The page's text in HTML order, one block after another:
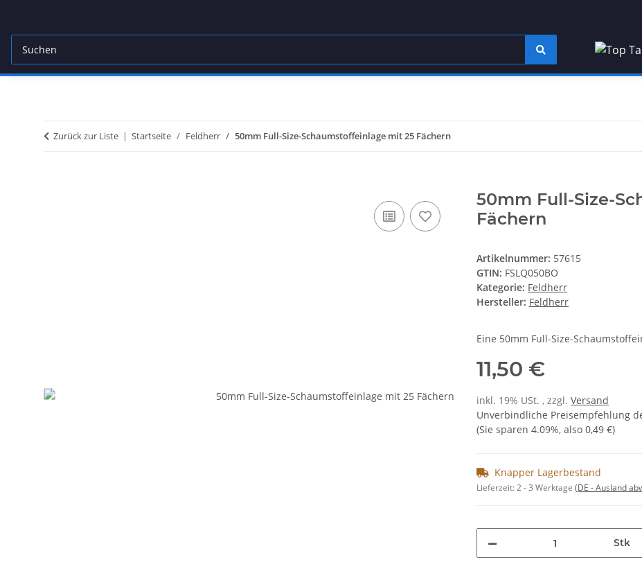
Zurück zur Liste Startseite Feldherr 50mm Full-Size-Schaumstoffeinlage mit 25 Fächern
50mm Full-Size-
Fächern
Artikelnummer: 57615
GTIN: FSLQ050BO
Kategorie: Feldherr
Hersteller: Feldherr
Eine 50mm Full-Size-
11,50 €
inkl. 19% USt. , zzgl. Versand
Unverbindliche Preisempfehlung
(Sie sparen 4.09%, also 0,49 €)
Knapper Lagerbestand
Lieferzeit:2 - 3 Werktage (DE - Ausland
Stk